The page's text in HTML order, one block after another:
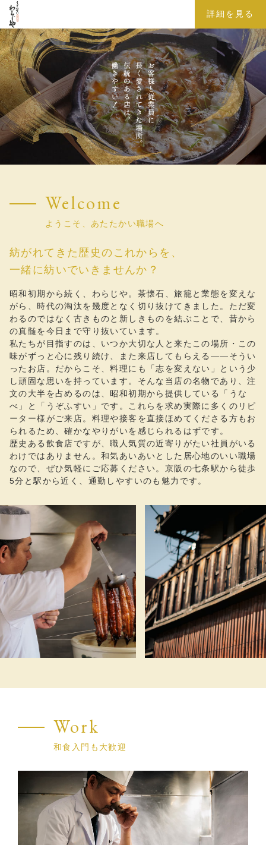
詳細を見る
Welcome
ようこそ、あたたかい職場へ
紡がれてきた歴史のこれからを、
一緒に紡いでいきませんか？
昭和初期から続く、わらじや。茶懐石、旅籠と業態を変えな
がら、時代の淘汰を幾度となく切り抜けてきました。ただ変
わるのではなく古きものと新しきものを結ぶことで、昔から
の真髄を今日まで守り抜いています。
私たちが目指すのは、いつか大切な人と来たこの場所・この
味がずっと心に残り続け、また来店してもらえる――そうい
ったお店。だからこそ、料理にも「志を変えない」という少
し頑固な思いを持っています。そんな当店の名物であり、注
文の大半を占めるのは、昭和初期から提供している「うな
べ」と「うぞふすい」です。これらを求め実際に多くのリピ
ーター様がご来店。料理や接客を直接ほめてくださる方もお
られるため、確かなやりがいを感じられるはずです。
歴史ある飲食店ですが、職人気質の近寄りがたい社員がいる
わけではありません。和気あいあいとした居心地のいい職場
なので、ぜひ気軽にご応募ください。京阪の七条駅から徒歩
5分と駅から近く、通勤しやすいのも魅力です。
Work
和食入門も大歓迎